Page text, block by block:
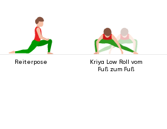
Reiterpose
Kriya Low Roll vom
Fuß zum Fuß